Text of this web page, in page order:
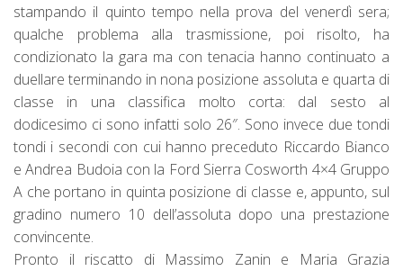
stampando il quinto tempo nella prova del venerdì sera;
qualche problema alla trasmissione, poi risolto, ha
condizionato la gara ma con tenacia hanno continuato a
duellare terminando in nona posizione assoluta e quarta di
classe in una classifica molto corta: dal sesto al
dodicesimo ci sono infatti solo 26″. Sono invece due tondi
tondi i secondi con cui hanno preceduto Riccardo Bianco
e Andrea Budoia con la Ford Sierra Cosworth 4×4 Gruppo
A che portano in quinta posizione di classe e, appunto, sul
gradino numero 10 dell’assoluta dopo una prestazione
convincente.
Pronto il riscatto di Massimo Zanin e Maria Grazia